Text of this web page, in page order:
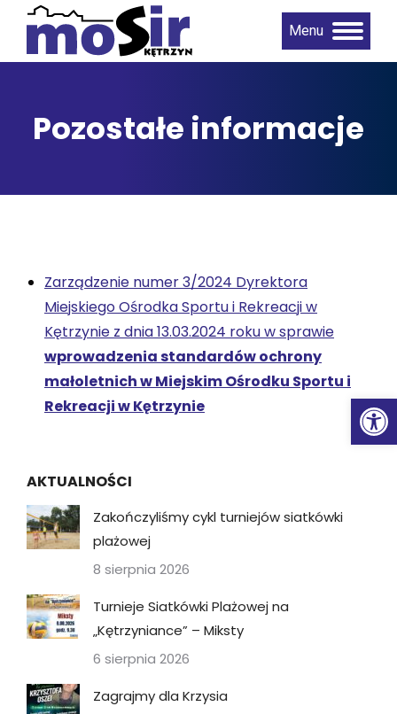
Menu
Pozostałe informacje
Zarządzenie numer 3/2024 Dyrektora
Miejskiego Ośrodka Sportu i Rekreacji w
Kętrzynie z dnia 13.03.2024 roku w sprawie
wprowadzenia standardów ochrony
małoletnich w Miejskim Ośrodku Sportu i
Rekreacji w Kętrzynie
AKTUALNOŚCI
Zakończyliśmy cykl turniejów siatkówki
plażowej
8 sierpnia 2026
Turnieje Siatkówki Plażowej na
„Kętrzyniance” – Miksty
6 sierpnia 2026
Zagrajmy dla Krzysia